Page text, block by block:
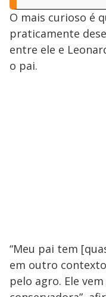
O mais curioso é
praticamente
entre ele e
o pai.
“Meu pai tem
em outro
pelo agro. Ele